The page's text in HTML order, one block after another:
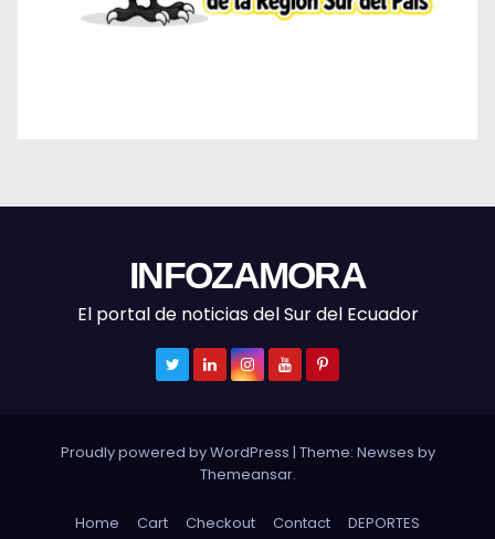
INFOZAMORA
El portal de noticias del Sur del Ecuador
Proudly powered by WordPress | Theme: Newses by
Themeansar.
Home Cart Checkout Contact DEPORTES